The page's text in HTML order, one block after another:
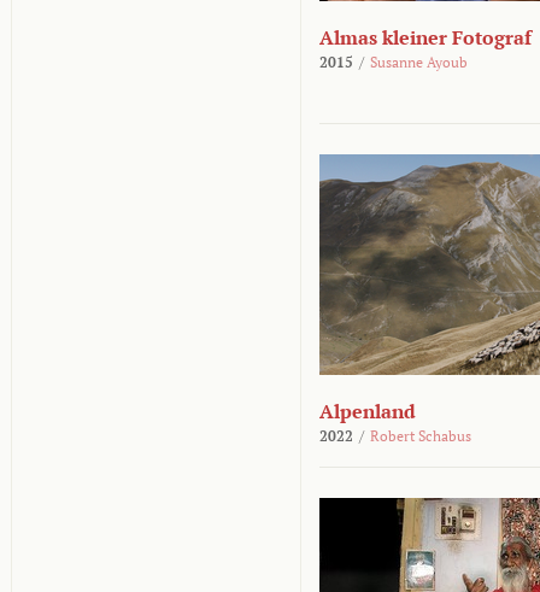
Almas kleiner Fotograf
2015 / Susanne Ayoub
Alpenland
2022 / Robert Schabus